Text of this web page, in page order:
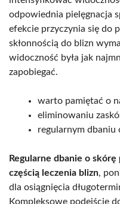
odpowiednia pielęgnacja
efekcie przyczynia się do
skłonnością do blizn
widoczność była jak
zapobiegać.
warto pamiętać o
eliminowaniu
regularnym dbaniu
Regularne dbanie o
częścią leczenia blizn,
dla osiągnięcia
Kompleksowe podejście